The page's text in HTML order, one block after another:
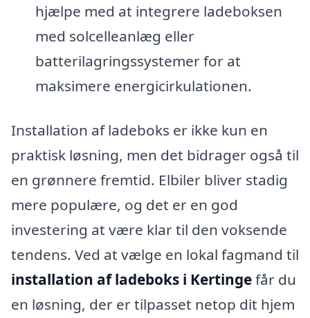
hjælpe med at integrere ladeboksen
med solcelleanlæg eller
batterilagringssystemer for at
maksimere energicirkulationen.
Installation af ladeboks er ikke kun en
praktisk løsning, men det bidrager også til
en grønnere fremtid. Elbiler bliver stadig
mere populære, og det er en god
investering at være klar til den voksende
tendens. Ved at vælge en lokal fagmand til
installation af ladeboks i Kertingefår du
en løsning, der er tilpasset netop dit hjem